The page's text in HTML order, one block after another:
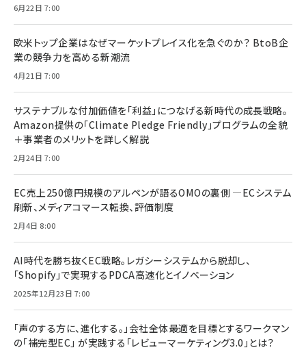
6月22日 7:00
欧米トップ企業はなぜマーケットプレイス化を急ぐのか？ BtoB企
業の競争力を高める新潮流
4月21日 7:00
サステナブルな付加価値を「利益」につなげる新時代の成長戦略。
Amazon提供の「Climate Pledge Friendly」プログラムの全貌
＋事業者のメリットを詳しく解説
2月24日 7:00
EC売上250億円規模のアルペンが語るOMOの裏側 ―ECシステム
刷新、メディアコマース転換、評価制度
2月4日 8:00
AI時代を勝ち抜くEC戦略。レガシーシステムから脱却し、
「Shopify」で実現するPDCA高速化とイノベーション
2025年12月23日 7:00
「声のする方に、進化する。」会社全体最適を目標とするワークマン
の「補完型EC」 が実践する「レビューマーケティング3.0」とは？